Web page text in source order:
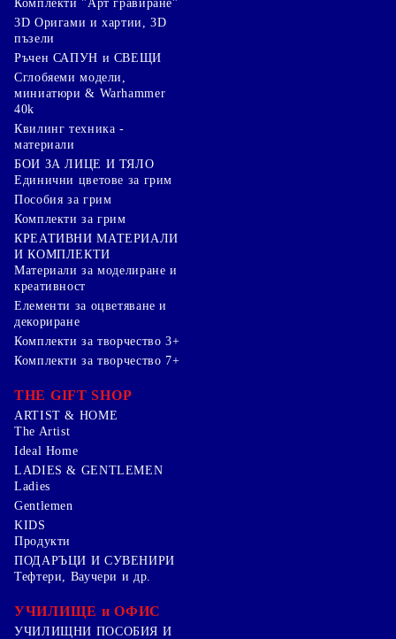
Комплекти "Арт гравиране"
3D Оригами и хартии, 3D
пъзели
Ръчен САПУН и СВЕЩИ
Сглобяеми модели,
миниатюри & Warhammer
40k
Квилинг техника -
материали
БОИ ЗА ЛИЦЕ И ТЯЛО
Единични цветове за грим
Пособия за грим
Комплекти за грим
КРЕАТИВНИ МАТЕРИАЛИ
И КОМПЛЕКТИ
Mатериали за моделиране и
креативност
Елементи за оцветяване и
декориране
Комплекти за творчество 3+
Комплекти за творчество 7+
THE GIFT SHOP
ARTIST & HOME
The Artist
Ideal Home
LADIES & GENTLEMEN
Ladies
Gentlemen
KIDS
Продукти
ПОДАРЪЦИ И СУВЕНИРИ
Тефтери, Ваучери и др.
УЧИЛИЩЕ и ОФИС
УЧИЛИЩНИ ПОСОБИЯ И